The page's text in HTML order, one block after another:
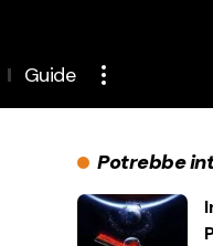
Guide
Potrebbe